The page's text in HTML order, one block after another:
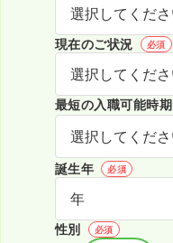
現在のご状況 必須
最短の入職可能時期
誕生年 必須
性別 必須